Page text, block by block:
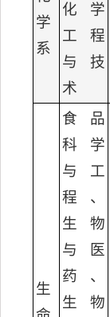
学
系
化学
工程
与技
术
生
食品
科学
与工
程、
生物
与医
药、
生物